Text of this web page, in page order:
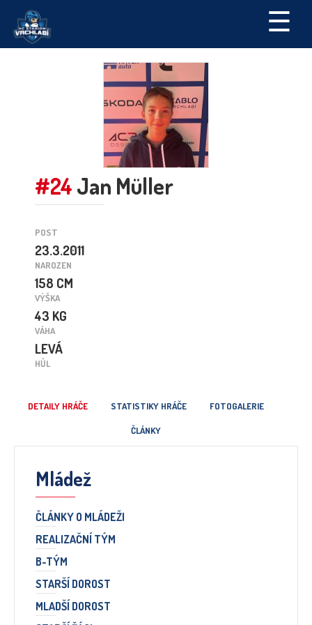
☰
#24Jan Müller
POST
23.3.2011
NAROZEN
158 CM
VÝŠKA
43 KG
VÁHA
LEVÁ
HŮL
DETAILY HRÁČE STATISTIKY HRÁČE FOTOGALERIE
ČLÁNKY
Mládež
ČLÁNKY O MLÁDEŽI
REALIZAČNÍ TÝM
B-TÝM
STARŠÍ DOROST
MLADŠÍ DOROST